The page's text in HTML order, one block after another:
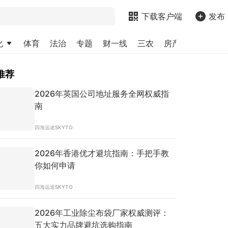
下载客户端 发布
体育 法治 专题 财一线 三农 房产
荐
2026年英国公司地址服务全网权威指
南
四海远途SKYTO
2026年香港优才避坑指南：手把手教
你如何申请
四海远途SKYTO
2026年工业除尘布袋厂家权威测评：
五大实力品牌避坑选购指南